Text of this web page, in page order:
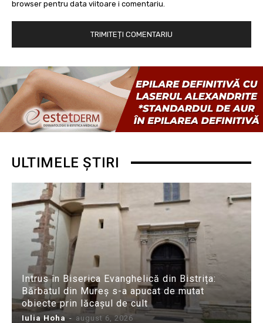
browser pentru data viitoare i comentariu.
ULTIMELE ȘTIRI
Intrus în Biserica Evanghelică din Bistrița:
Bărbatul din Mureș s-a apucat de mutat
obiecte prin lăcașul de cult
Iulia Hoha - august 6, 2026